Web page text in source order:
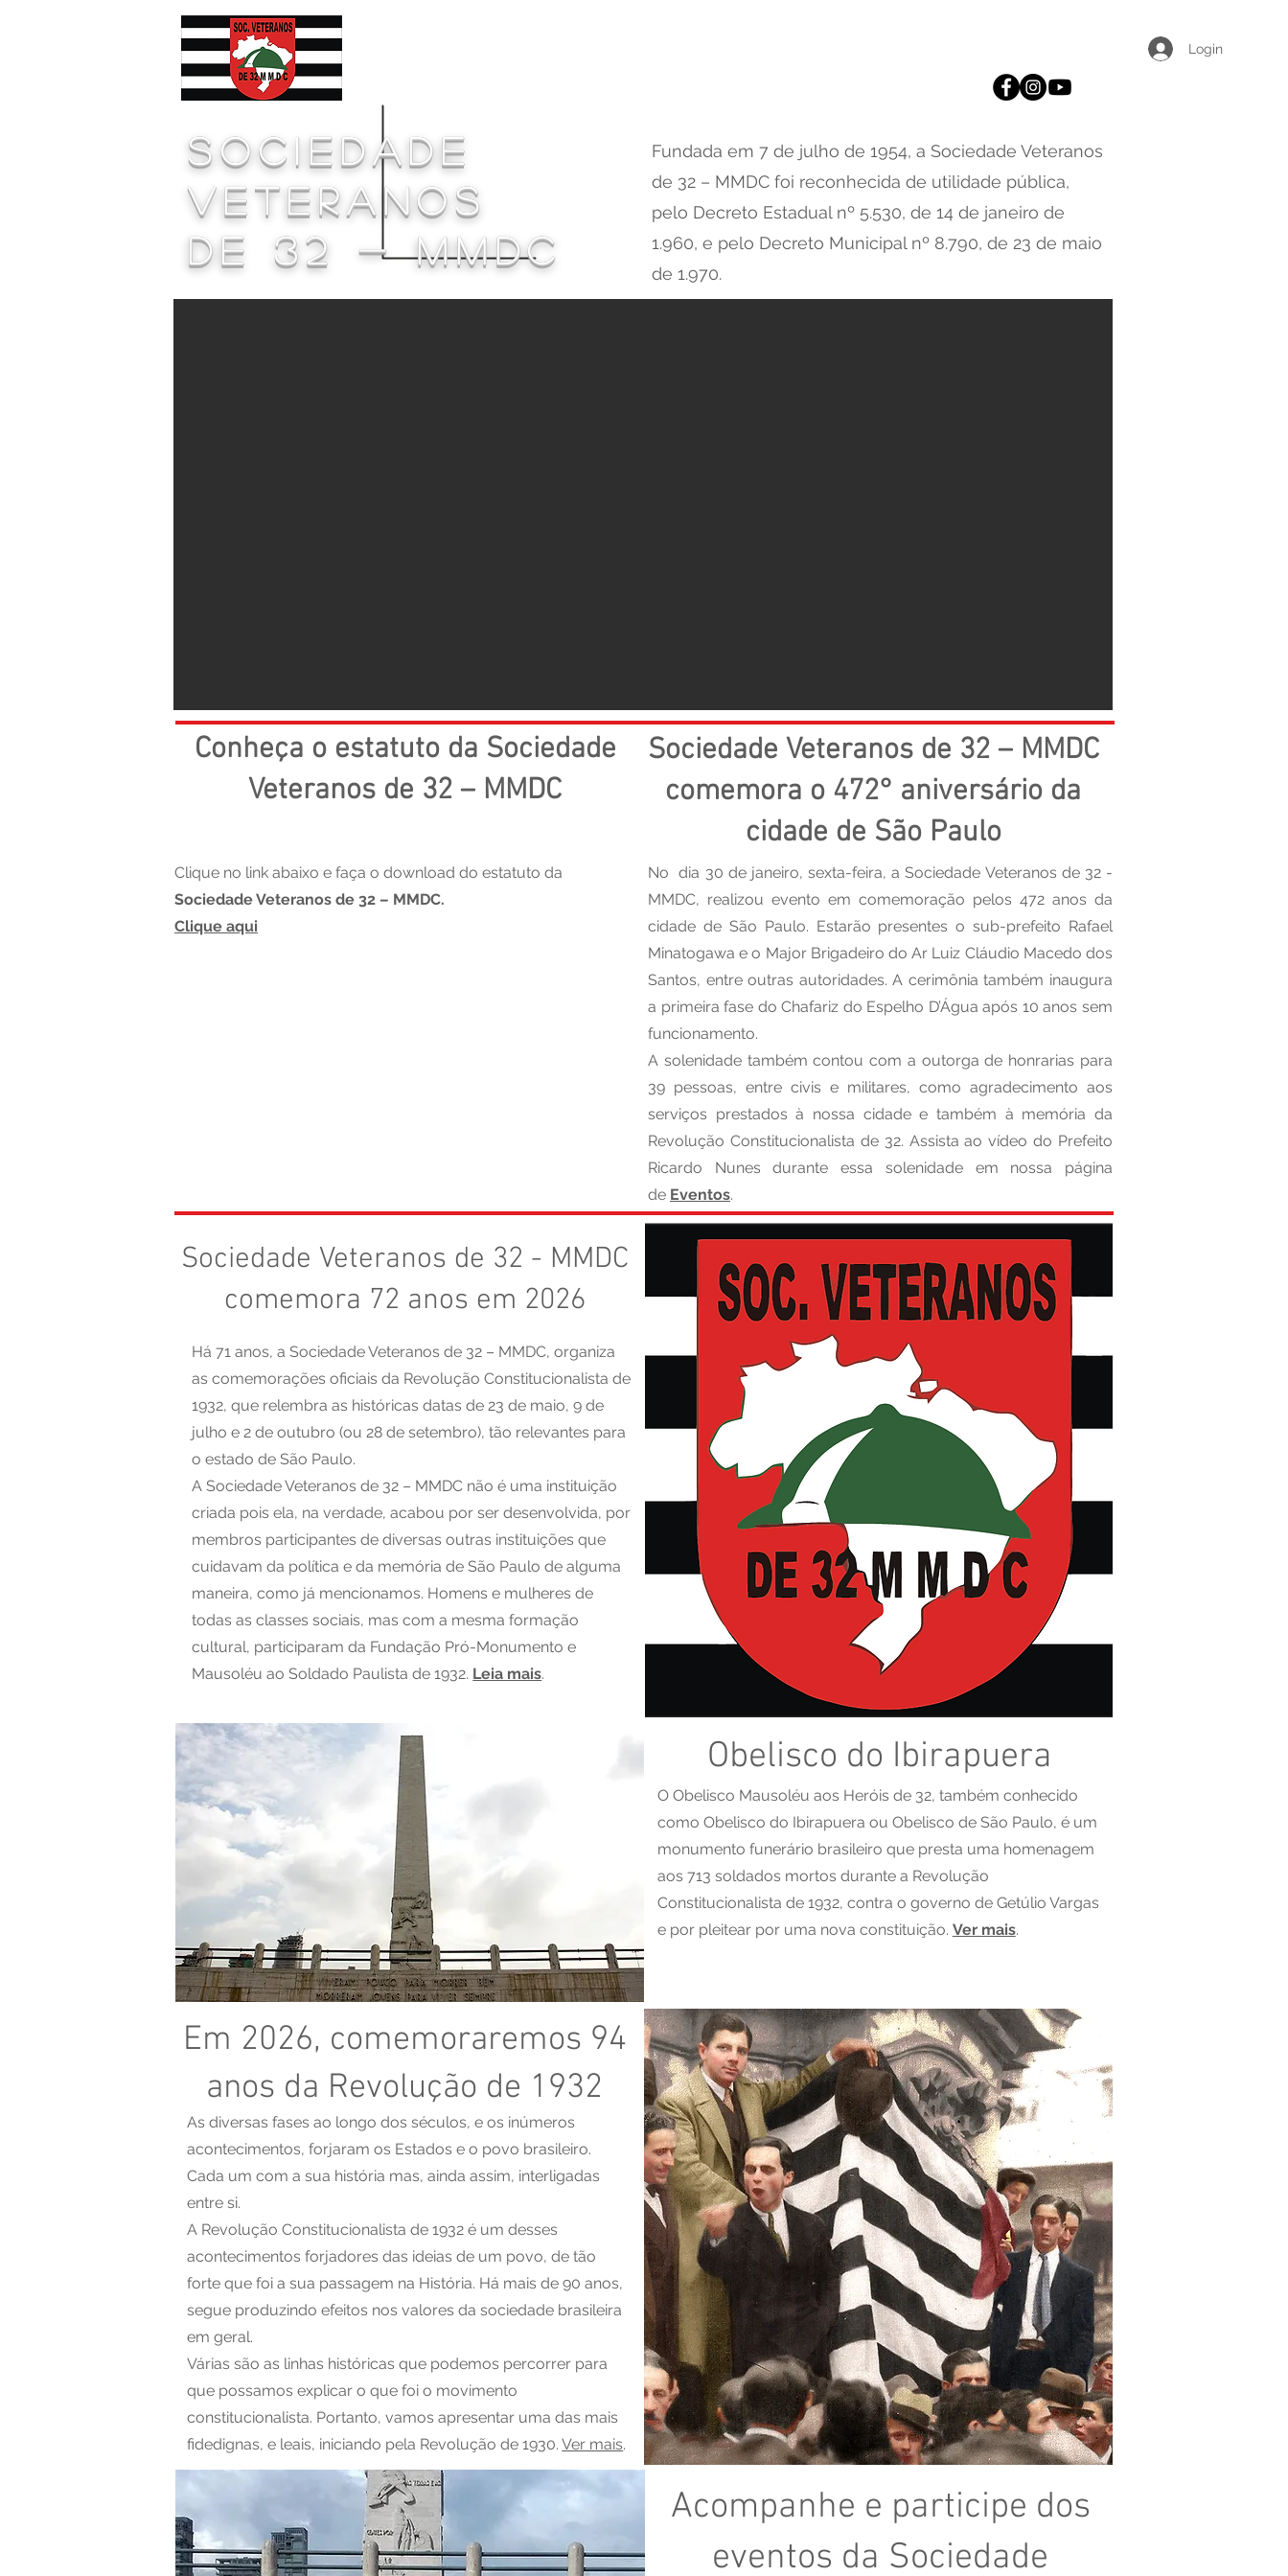
Login
sociedade
Veteranos
de 32 - MMDC
Fundada em 7 de julho de 1954, a Sociedade Veteranos
de 32 – MMDC foi reconhecida de utilidade pública,
pelo Decreto Estadual nº 5.530, de 14 de janeiro de
1.960, e pelo Decreto Municipal nº 8.790, de 23 de maio
de 1.970.
Conheça o estatuto da Sociedade
Veteranos de 32 – MMDC
Sociedade Veteranos de 32 – MMDC
comemora o 472° aniversário da
cidade de São Paulo
Clique no link abaixo e faça o download do estatuto da
Sociedade Veteranos de 32 – MMDC.
Clique aqui
No dia 30 de janeiro, sexta-feira, a Sociedade Veteranos de 32 -
MMDC, realizou evento em comemoração pelos 472 anos da
cidade de São Paulo. Estarão presentes o sub-prefeito Rafael
Minatogawa e o Major Brigadeiro do Ar Luiz Cláudio Macedo dos
Santos, entre outras autoridades. A cerimônia também inaugura
a primeira fase do Chafariz do Espelho D’Água após 10 anos sem
funcionamento.
A solenidade também contou com a outorga de honrarias para
39 pessoas, entre civis e militares, como agradecimento aos
serviços prestados à nossa cidade e também à memória da
Revolução Constitucionalista de 32. Assista ao vídeo do Prefeito
Ricardo Nunes durante essa solenidade em nossa página
de Eventos.
Sociedade Veteranos de 32 - MMDC
comemora 72 anos em 2026
Há 71 anos, a Sociedade Veteranos de 32 – MMDC, organiza
as comemorações oficiais da Revolução Constitucionalista de
1932, que relembra as históricas datas de 23 de maio, 9 de
julho e 2 de outubro (ou 28 de setembro), tão relevantes para
o estado de São Paulo.
A Sociedade Veteranos de 32 – MMDC não é uma instituição
criada pois ela, na verdade, acabou por ser desenvolvida, por
membros participantes de diversas outras instituições que
cuidavam da política e da memória de São Paulo de alguma
maneira, como já mencionamos. Homens e mulheres de
todas as classes sociais, mas com a mesma formação
cultural, participaram da Fundação Pró-Monumento e
Mausoléu ao Soldado Paulista de 1932. Leia mais.
Obelisco do Ibirapuera
O Obelisco Mausoléu aos Heróis de 32, também conhecido
como Obelisco do Ibirapuera ou Obelisco de São Paulo, é um
monumento funerário brasileiro que presta uma homenagem
aos 713 soldados mortos durante a Revolução
Constitucionalista de 1932, contra o governo de Getúlio Vargas
e por pleitear por uma nova constituição. Ver mais.
Em 2026, comemoraremos 94
anos da Revolução de 1932
As diversas fases ao longo dos séculos, e os inúmeros
acontecimentos, forjaram os Estados e o povo brasileiro.
Cada um com a sua história mas, ainda assim, interligadas
entre si.
A Revolução Constitucionalista de 1932 é um desses
acontecimentos forjadores das ideias de um povo, de tão
forte que foi a sua passagem na História. Há mais de 90 anos,
segue produzindo efeitos nos valores da sociedade brasileira
em geral.
Várias são as linhas históricas que podemos percorrer para
que possamos explicar o que foi o movimento
constitucionalista. Portanto, vamos apresentar uma das mais
fidedignas, e leais, iniciando pela Revolução de 1930.Ver mais.
Acompanhe e participe dos
eventos da Sociedade